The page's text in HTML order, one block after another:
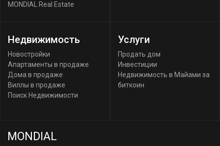
MONDIAL Real Estate
Недвижимость
Новостройки
Апартаменты в продаже
Дома в продаже
Виллы в продаже
Поиск Недвижимости
Услуги
Продать дом
Инвестиции
Недвижимость в Майами за
биткоин
MONDIAL